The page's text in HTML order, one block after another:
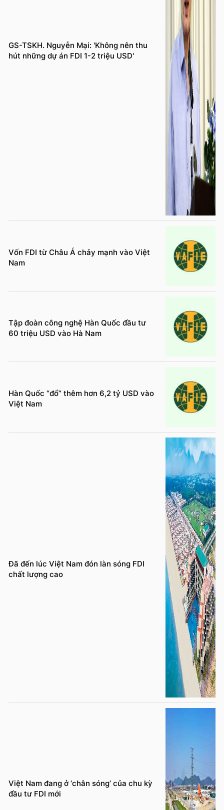
GS-TSKH. Nguyễn Mại: 'Không nên thu
hút những dự án FDI 1-2 triệu USD'
Vốn FDI từ Châu Á chảy mạnh vào Việt
Nam
Tập đoàn công nghệ Hàn Quốc đầu tư
60 triệu USD vào Hà Nam
Hàn Quốc “đổ” thêm hơn 6,2 tỷ USD vào
Việt Nam
Đã đến lúc Việt Nam đón làn sóng FDI
chất lượng cao
Việt Nam đang ở ‘chân sóng’ của chu kỳ
đầu tư FDI mới